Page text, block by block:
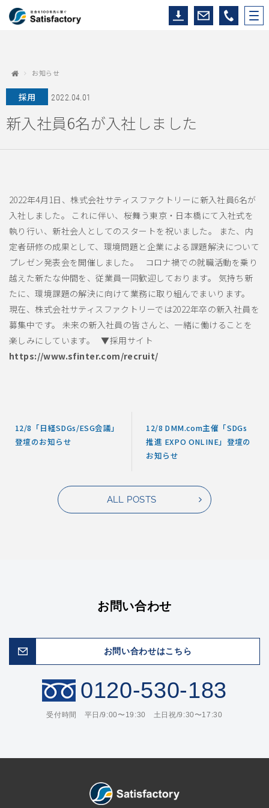
お知らせ
採用 2022.04.01
新入社員6名が入社しました
2022年4月1日、株式会社サティスファクトリーに新入社員6名が
入社しました。 これに伴い、桜舞う東京・日本橋にて入社式を
執り行い、新社会人としてのスタートを祝いました。 また、内
定者研修の成果として、環境問題と企業による課題解決について
プレゼン発表会を開催しました。 コロナ禍での就職活動を乗り
越えた新たな仲間を、従業員一同歓迎しております。 気持ち新
たに、環境課題の解決に向けて業務に取り組んでまいります。
現在、株式会社サティスファクトリーでは2022年卒の新入社員を
募集中です。 未来の新入社員の皆さんと、一緒に働けることを
楽しみにしています。 ▼採用サイト
https://www.sfinter.com/recruit/
12/8「日経SDGs/ESG会議」
登壇のお知らせ
12/8 DMM.com主催「SDGs
推進 EXPO ONLINE」登壇の
お知らせ
ALL POSTS
お問い合わせ
お問い合わせはこちら
0120-530-183
受付時間 平日/9:00〜19:30 土日祝/9:30〜17:30